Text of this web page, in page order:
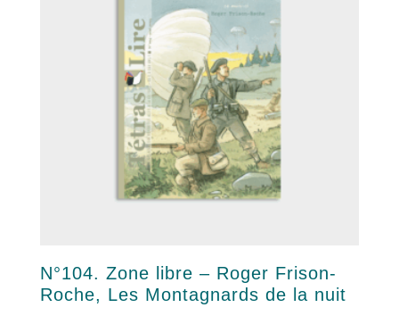
N°104. Zone libre – Roger Frison-
Roche, Les Montagnards de la nuit